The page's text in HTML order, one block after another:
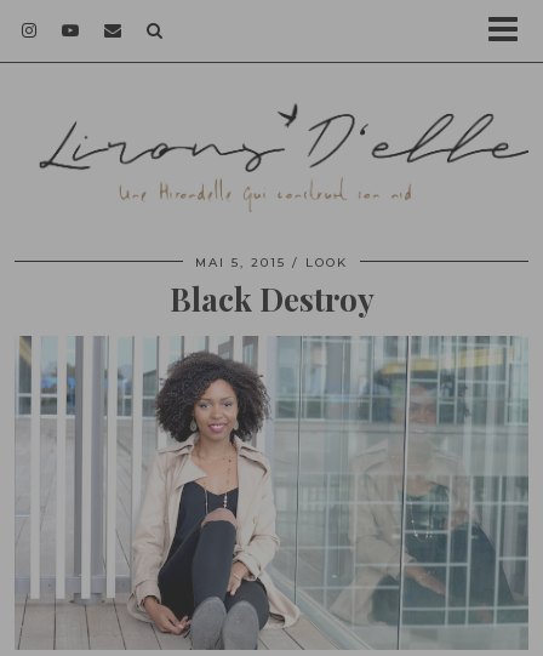
MAI 5, 2015 LOOK
Black Destroy